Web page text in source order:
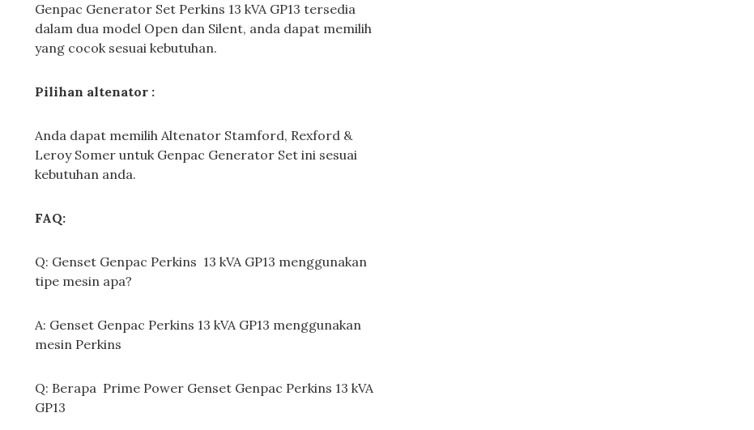
Genpac Generator Set Perkins 13 kVA GP13 tersedia
dalam dua model Open dan Silent, anda dapat memilih
yang cocok sesuai kebutuhan.
Pilihan altenator :
Anda dapat memilih Altenator Stamford, Rexford &
Leroy Somer untuk Genpac Generator Set ini sesuai
kebutuhan anda.
FAQ:
Q: Genset Genpac Perkins 13 kVA GP13 menggunakan
tipe mesin apa?
A: Genset Genpac Perkins 13 kVA GP13 menggunakan
mesin Perkins
Q: Berapa Prime Power Genset Genpac Perkins 13 kVA
GP13